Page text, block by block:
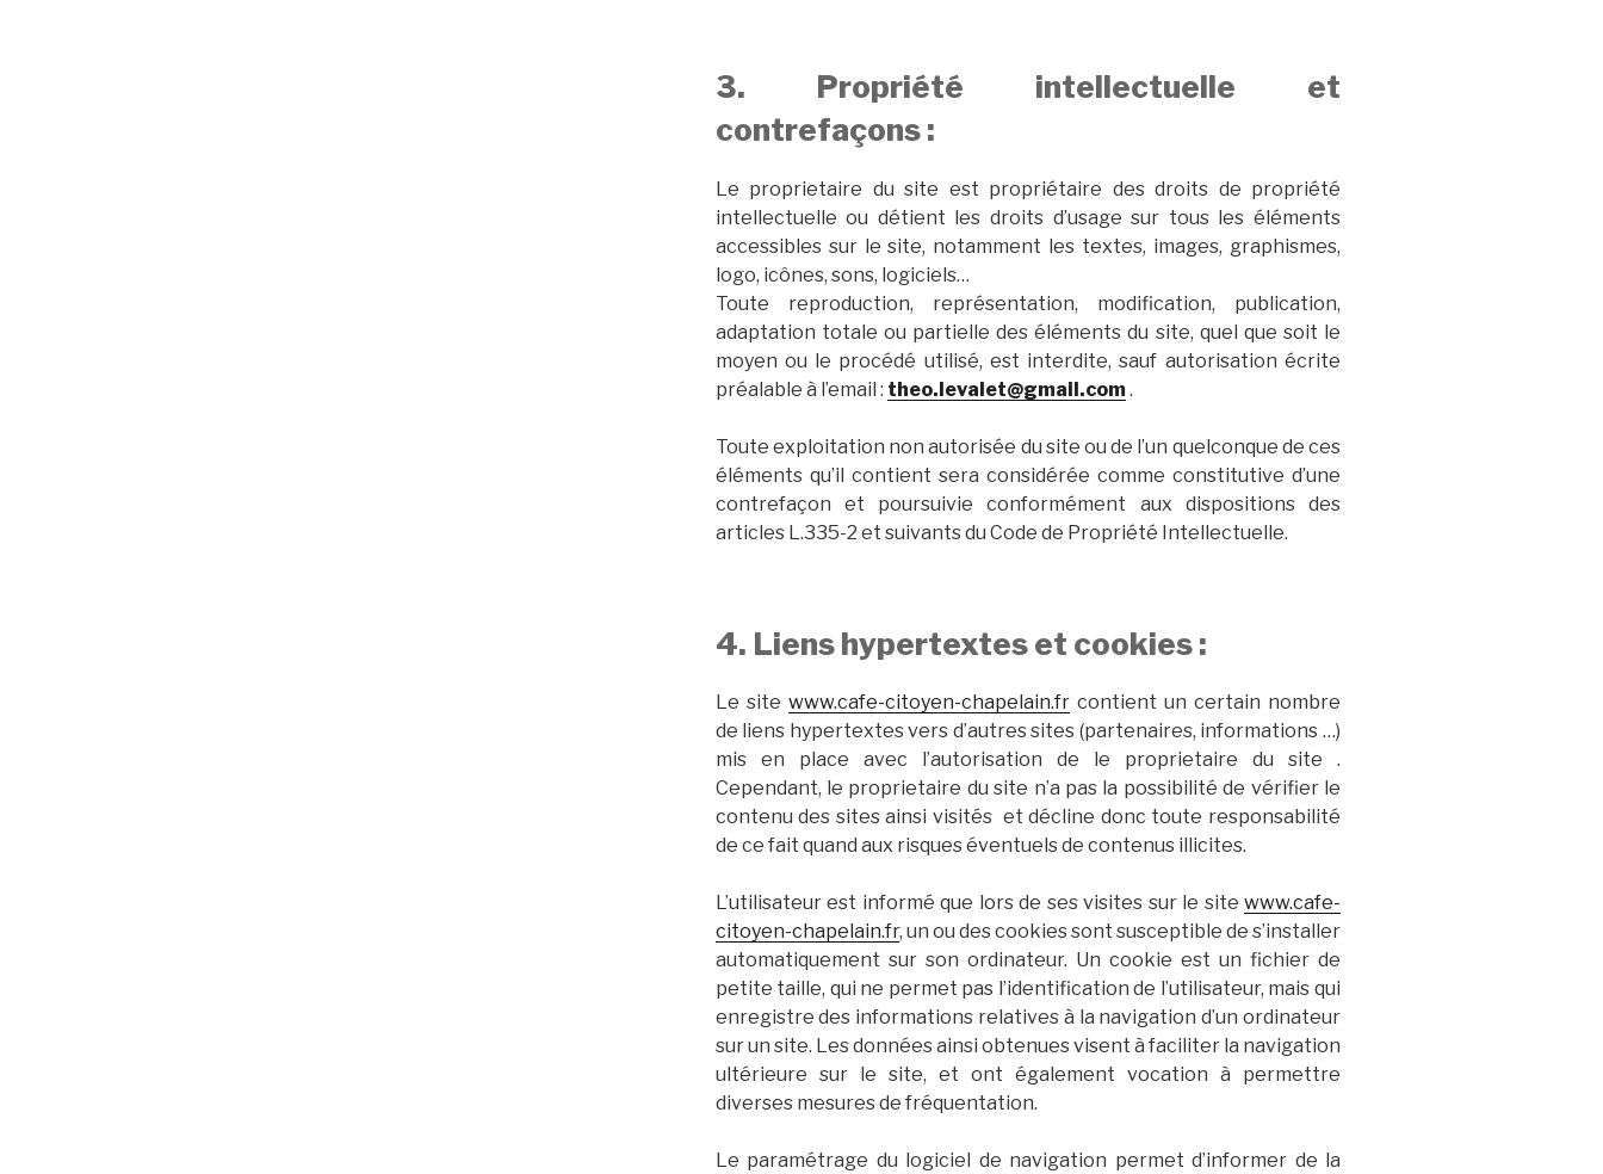
3. Propriété intellectuelle et
contrefaçons :
Le proprietaire du site est propriétaire des droits de propriété
intellectuelle ou détient les droits d’usage sur tous les éléments
accessibles sur le site, notamment les textes, images, graphismes,
logo, icônes, sons, logiciels…
Toute reproduction, représentation, modification, publication,
adaptation totale ou partielle des éléments du site, quel que soit le
moyen ou le procédé utilisé, est interdite, sauf autorisation écrite
préalable à l’email : theo.levalet@gmail.com.
Toute exploitation non autorisée du site ou de l’un quelconque de ces
éléments qu’il contient sera considérée comme constitutive d’une
contrefaçon et poursuivie conformément aux dispositions des
articles L.335-2 et suivants du Code de Propriété Intellectuelle.
4. Liens hypertextes et cookies :
Le site www.cafe-citoyen-chapelain.frcontient un certain nombre
de liens hypertextes vers d’autres sites (partenaires, informations …)
mis en place avec l’autorisation de le proprietaire du site .
Cependant, le proprietaire du site n’a pas la possibilité de vérifier le
contenu des sites ainsi visités et décline donc toute responsabilité
de ce fait quand aux risques éventuels de contenus illicites.
L’utilisateur est informé que lors de ses visites sur le site www.cafe-
citoyen-chapelain.fr, un ou des cookies sont susceptible de s’installer
automatiquement sur son ordinateur. Un cookie est un fichier de
petite taille, qui ne permet pas l’identification de l’utilisateur, mais qui
enregistre des informations relatives à la navigation d’un ordinateur
sur un site. Les données ainsi obtenues visent à faciliter la navigation
ultérieure sur le site, et ont également vocation à permettre
diverses mesures de fréquentation.
Le paramétrage du logiciel de navigation permet d’informer de la